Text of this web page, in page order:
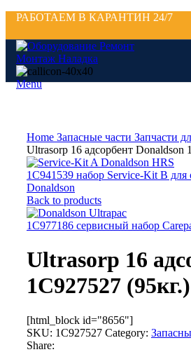
РАБОТАЕМ В КАРАНТИН 24/7
Menu
Home Запасные части Запчасти
Ultrasorp 16 адсорбент Donaldson
1C941539 набор Service-Kit B
Donaldson
Back to products
1C977186 сервисный набор
Ultrasorp 16
1C927527 (95кг.)
[html_block id="8656"]
SKU: 1C927527 Category:
Share: